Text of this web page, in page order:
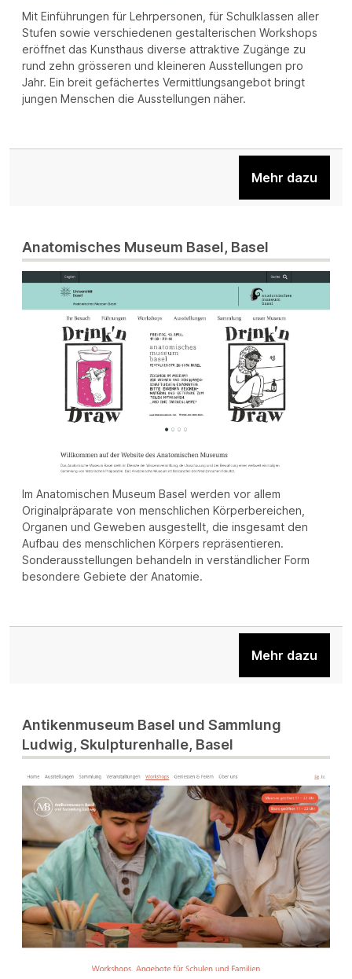
Mit Einführungen für Lehrpersonen, für Schulklassen aller
Stufen sowie verschiedenen gestalterischen Workshops
eröffnet das Kunsthaus diverse attraktive Zugänge zu
rund zehn grösseren und kleineren Ausstellungen pro
Jahr. Ein breit gefächertes Vermittlungsangebot bringt
jungen Menschen die Ausstellungen näher.
Mehr dazu
Anatomisches Museum Basel, Basel
Im Anatomischen Museum Basel werden vor allem
Originalpräparate von menschlichen Körperbereichen,
Organen und Geweben ausgestellt, die insgesamt den
Aufbau des menschlichen Körpers repräsentieren.
Sonderausstellungen behandeln in verständlicher Form
besondere Gebiete der Anatomie.
Mehr dazu
Antikenmuseum Basel und Sammlung
Ludwig, Skulpturenhalle, Basel